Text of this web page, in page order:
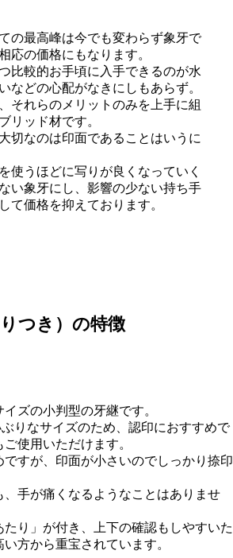
の最高峰は今でも変わらず象牙で
応の価格にもなります。
比較的お手頃に入手できるのが水
などの心配がなきにしもあらず。
それらのメリットのみを上手に組
リッド材です。
切なのは印面であることはいうに
使うほどに写りが良くなっていく
い象牙にし、影響の少ない持ち手
て価格を抑えております。
つき）の特徴
ズの小判型の牙継です。
りなサイズのため、認印におすすめで
使用いただけます。
ですが、印面が小さいのでしっかり捺印
、手が痛くなるようなことはありませ
り」が付き、上下の確認もしやすいた
方から重宝されています。